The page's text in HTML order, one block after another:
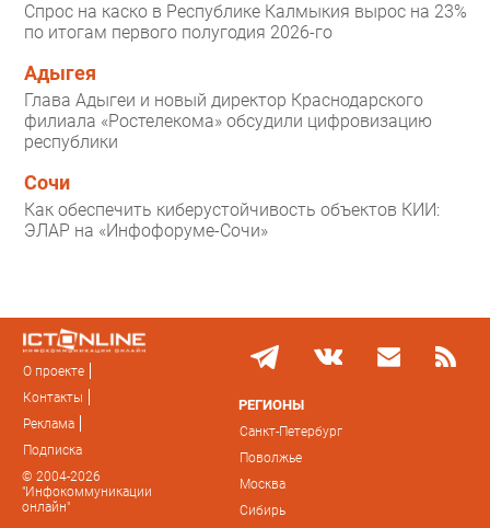
Спрос на каско в Республике Калмыкия вырос на 23%
по итогам первого полугодия 2026-го
Адыгея
Глава Адыгеи и новый директор Краснодарского
филиала «Ростелекома» обсудили цифровизацию
республики
Сочи
Как обеспечить киберустойчивость объектов КИИ:
ЭЛАР на «Инфофоруме-Сочи»
О проекте
Контакты
Реклама
Подписка
© 2004-2026
"Инфокоммуникации
онлайн"
РЕГИОНЫ
Санкт-Петербург
Поволжье
Москва
Сибирь